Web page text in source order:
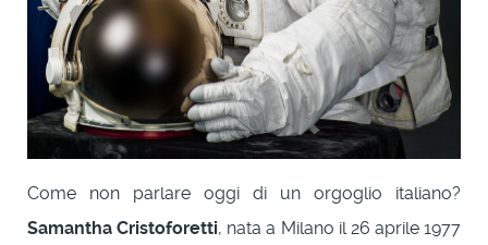
Come non parlare oggi di un orgoglio italiano?
Samantha Cristoforetti, nata a Milano il 26 aprile 1977